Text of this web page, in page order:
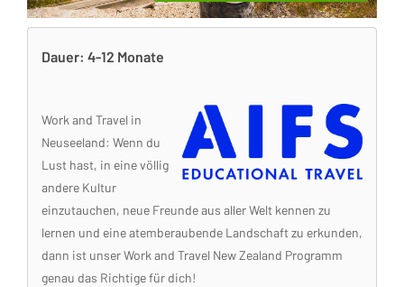
Dauer: 4-12 Monate
Work and Travel in
Neuseeland: Wenn du
Lust hast, in eine völlig
andere Kultur
einzutauchen, neue Freunde aus aller Welt kennen zu
lernen und eine atemberaubende Landschaft zu erkunden,
dann ist unser Work and Travel New Zealand Programm
genau das Richtige für dich!